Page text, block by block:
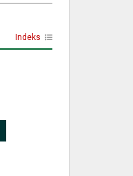
Indeks